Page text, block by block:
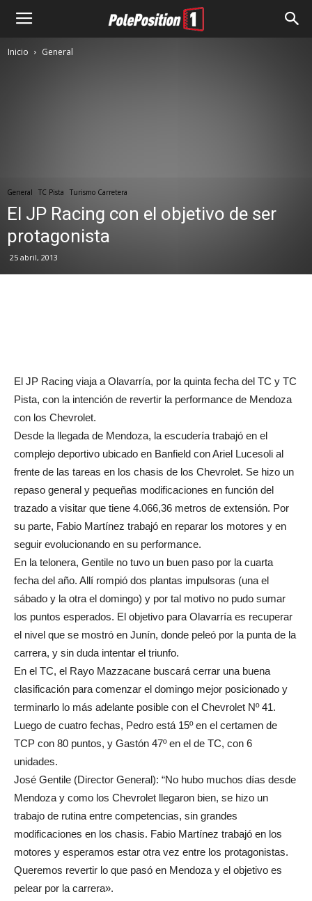
Inicio General
General TC Pista Turismo Carretera
El JP Racing con el objetivo de ser
protagonista
25 abril, 2013
El JP Racing viaja a Olavarría, por la quinta fecha del TC y TC
Pista, con la intención de revertir la performance de Mendoza
con los Chevrolet.
Desde la llegada de Mendoza, la escudería trabajó en el
complejo deportivo ubicado en Banfield con Ariel Lucesoli al
frente de las tareas en los chasis de los Chevrolet. Se hizo un
repaso general y pequeñas modificaciones en función del
trazado a visitar que tiene 4.066,36 metros de extensión. Por
su parte, Fabio Martínez trabajó en reparar los motores y en
seguir evolucionando en su performance.
En la telonera, Gentile no tuvo un buen paso por la cuarta
fecha del año. Allí rompió dos plantas impulsoras (una el
sábado y la otra el domingo) y por tal motivo no pudo sumar
los puntos esperados. El objetivo para Olavarría es recuperar
el nivel que se mostró en Junín, donde peleó por la punta de la
carrera, y sin duda intentar el triunfo.
En el TC, el Rayo Mazzacane buscará cerrar una buena
clasificación para comenzar el domingo mejor posicionado y
terminarlo lo más adelante posible con el Chevrolet Nº 41.
Luego de cuatro fechas, Pedro está 15º en el certamen de
TCP con 80 puntos, y Gastón 47º en el de TC, con 6
unidades.
José Gentile (Director General): “No hubo muchos días desde
Mendoza y como los Chevrolet llegaron bien, se hizo un
trabajo de rutina entre competencias, sin grandes
modificaciones en los chasis. Fabio Martínez trabajó en los
motores y esperamos estar otra vez entre los protagonistas.
Queremos revertir lo que pasó en Mendoza y el objetivo es
pelear por la carrera».